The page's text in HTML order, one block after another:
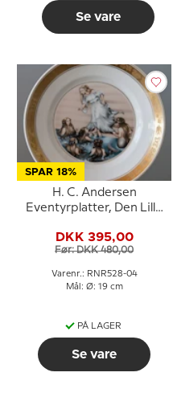
Se vare
SPAR 18%
H. C. Andersen
Eventyrplatter, Den Lille
Copenhagen
DKK 395,00
Før: DKK 480,00
Varenr.: RNR528-04
Mål: Ø: 19 cm
PÅ LAGER
Se vare